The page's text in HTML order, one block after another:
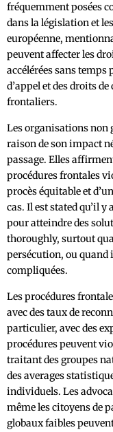
fréquemment posées
dans la législation et
européenne,
peuvent affecter les
accélérées sans
d’appel et des droits
frontaliers.
Les organisations non
raison de son impact
passage. Elles
procédures frontales
procès équitable et
cas. Il est stated qu’il
pour atteindre des
thoroughly, surtout
persécution, ou quand
compliquées.
Les procédures
avec des taux de
particulier, avec des
procédures peuvent
traitant des groupes
des averages
individuels. Les
même les citoyens de
globaux faibles